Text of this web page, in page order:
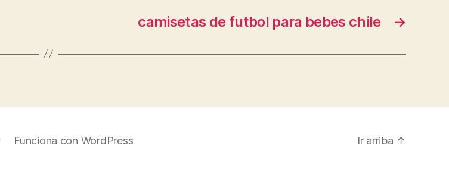
→
camisetas de futbol para bebes chile
Funciona con WordPress Ir arriba ↑